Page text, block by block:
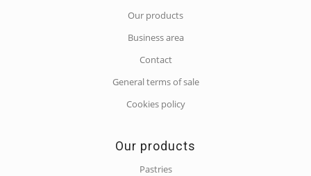
Our products
Business area
Contact
General terms of sale
Cookies policy
Our products
Pastries